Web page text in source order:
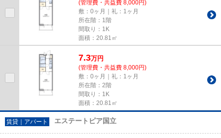
(管理費・共益費 8,000円)
敷：0ヶ月｜礼：1ヶ月
所在階：1階
間取り：1K
面積：20.81㎡
7.3万円
(管理費・共益費 8,000円)
敷：0ヶ月｜礼：1ヶ月
所在階：2階
間取り：1K
面積：20.81㎡
賃貸｜アパート エステートピア国立